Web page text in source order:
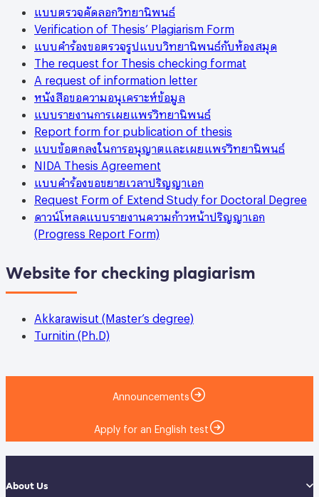
Announcements
Apply for an English test
แบบตรวจคัดลอกวิทยานิพนธ์
Verification of Thesis’ Plagiarism Form
แบบคำร้องขอตรวจรูปแบบวิทยานิพนธ์กับห้องสมุด
The request for Thesis checking format
A request of information letter
หนังสือขอความอนุเคราะห์ข้อมูล
แบบรายงานการเผยแพร่วิทยานิพนธ์
Report form for publication of thesis
แบบข้อตกลงในการอนุญาตและเผยแพร่วิทยานิพนธ์
NIDA Thesis Agreement
แบบคำร้องขอขยายเวลาปริญญาเอก
Request Form of Extend Study for Doctoral Degree
ดาวน์โหลดแบบรายงานความก้าวหน้าปริญญาเอก
(Progress Report Form)
Website for checking plagiarism
Akkarawisut (Master’s degree)
Turnitin (Ph.D)
About Us